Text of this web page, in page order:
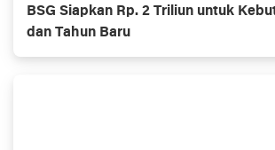
BSG Siapkan Rp. 2 Triliun untuk
dan Tahun Baru